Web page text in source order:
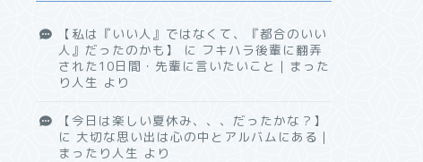
【私は『いい人』ではなくて、『都合のいい
人』だったのかも】
に フキハラ後輩に翻弄
された10日間・先輩に言いたいこと｜まった
り人生 より
【今日は楽しい夏休み、、、だったかな？】
に 大切な思い出は心の中とアルバムにある｜
まったり人生 より